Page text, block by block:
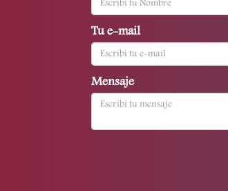
Tu e-mail
Mensaje